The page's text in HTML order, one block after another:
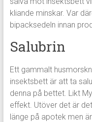
kliande minskar. Var
bipacksedeln innan
Salubrin
Ett gammalt
insektsbett är att ta
denna på bettet. Likt
effekt. Utöver det är
länge på apotek men